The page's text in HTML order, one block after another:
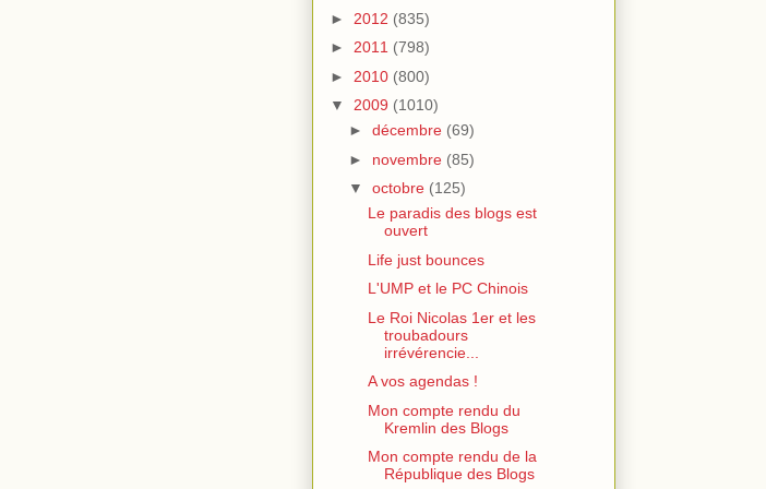
► 2012 (835)
► 2011 (798)
► 2010 (800)
▼ 2009 (1010)
► décembre (69)
► novembre (85)
▼ octobre (125)
Le paradis des blogs est
ouvert
Life just bounces
L'UMP et le PC Chinois
Le Roi Nicolas 1er et les
troubadours
irrévérencie...
A vos agendas !
Mon compte rendu du
Kremlin des Blogs
Mon compte rendu de la
République des Blogs